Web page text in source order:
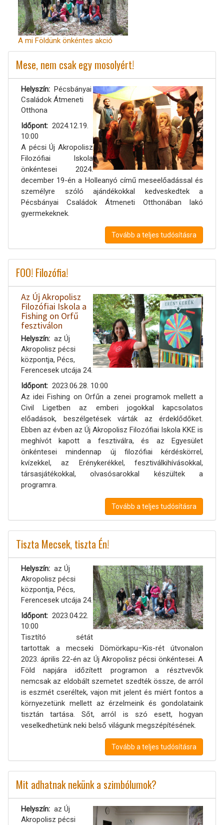
A mi Földünk önkéntes akció
Mese, nem csak egy mosolyért!
Helyszín
Pécsbányai
Családok Átmeneti
Otthona
Időpont
2024.12.19.
10:00
A pécsi Új Akropolisz
Filozófiai Iskola
önkéntesei 2024.
december 19-én a Holleanyó című meseelőadással és
személyre szóló ajándékokkal kedveskedtek a
Pécsbányai Családok Átmeneti Otthonában lakó
gyermekeknek.
Tovább a teljes tudósításra
FOO! Filozófia!
Az Új Akropolisz
Filozófiai Iskola a
Fishing on Orfű
fesztiválon
Helyszín
az Új
Akropolisz pécsi
központja, Pécs,
Ferencesek utcája 24.
Időpont
2023.06.28. 10:00
Az idei Fishing on Orfűn a zenei programok mellett a
Civil Ligetben az emberi jogokkal kapcsolatos
előadások, beszélgetések várták az érdeklődőket.
Ebben az évben az Új Akropolisz Filozófiai Iskola KKE is
meghívót kapott a fesztiválra, és az Egyesület
önkéntesei mindennap új filozófiai kérdéskörrel,
kvízekkel, az Erénykerékkel, fesztiválkihívásokkal,
társasjátékokkal, olvasósarokkal készültek a
programra.
Tovább a teljes tudósításra
Tiszta Mecsek, tiszta Én!
Helyszín
az Új
Akropolisz pécsi
központja, Pécs,
Ferencesek utcája 24.
Időpont
2023.04.22.
10:00
Tisztító sétát
tartottak a mecseki Dömörkapu–Kis-rét útvonalon
2023. április 22-én az Új Akropolisz pécsi önkéntesei. A
Föld napjára időzített programon a résztvevők
nemcsak az eldobált szemetet szedték össze, de arról
is eszmét cseréltek, vajon mit jelent és miért fontos a
környezetünk mellett az érzelmeink és gondolataink
tisztán tartása. Sőt, arról is szó esett, hogyan
veselkedhetünk neki belső világunk megszépítésének.
Tovább a teljes tudósításra
Mit adhatnak nekünk a szimbólumok?
Helyszín
az Új
Akropolisz pécsi